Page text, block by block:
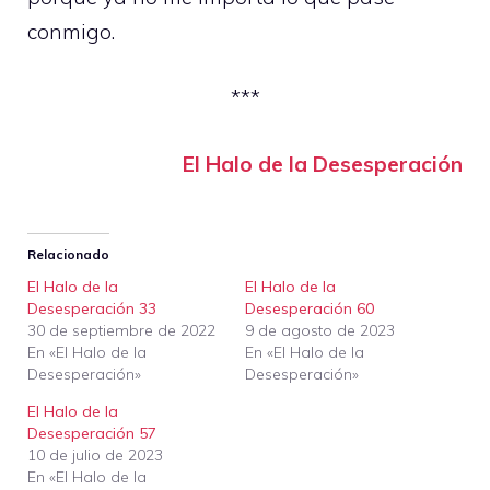
conmigo.
***
El Halo de la Desesperación
Relacionado
El Halo de la
Desesperación 33
30 de septiembre de 2022
En «El Halo de la
Desesperación»
El Halo de la
Desesperación 60
9 de agosto de 2023
En «El Halo de la
Desesperación»
El Halo de la
Desesperación 57
10 de julio de 2023
En «El Halo de la